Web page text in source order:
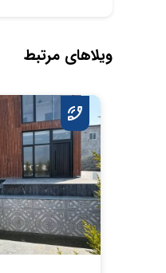
ویلاهای مرتبط